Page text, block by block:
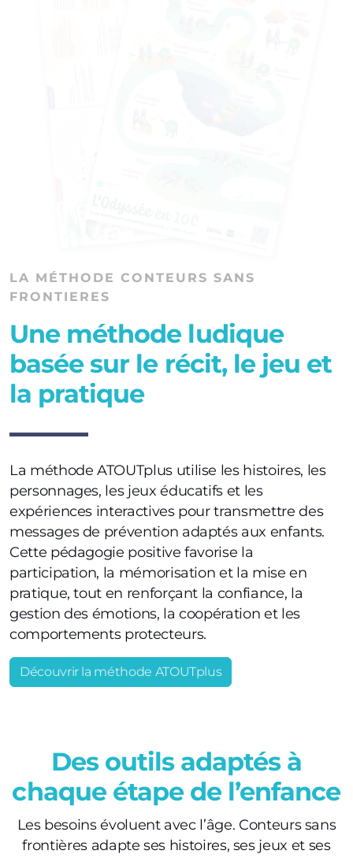
LA MÉTHODE CONTEURS SANS
FRONTIERES
Une méthode ludique
basée sur le récit, le jeu et
la pratique
La méthode ATOUTplus utilise les histoires, les
personnages, les jeux éducatifs et les
expériences interactives pour transmettre des
messages de prévention adaptés aux enfants.
Cette pédagogie positive favorise la
participation, la mémorisation et la mise en
pratique, tout en renforçant la confiance, la
gestion des émotions, la coopération et les
comportements protecteurs.
Découvrir la méthode ATOUTplus
Des outils adaptés à
chaque étape de l’enfance
Les besoins évoluent avec l’âge. Conteurs sans
frontières adapte ses histoires, ses jeux et ses